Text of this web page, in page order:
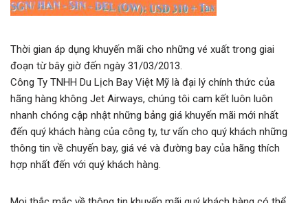
Thời gian áp dụng khuyến mãi cho những vé xuất trong giai
đoạn từ bây giờ đến ngày 31/03/2013.
Công Ty TNHH Du Lịch Bay Việt Mỹ là đại lý chính thức của
hãng hàng không Jet Airways, chúng tôi cam kết luôn luôn
nhanh chóng cập nhật những bảng giá khuyến mãi mới nhất
đến quý khách hàng của công ty, tư vấn cho quý khách những
thông tin về chuyến bay, giá vé và đường bay của hãng thích
hợp nhất đến với quý khách hàng.